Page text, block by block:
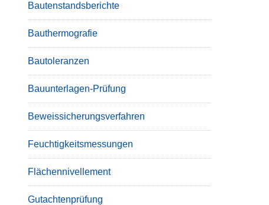
Bautenstandsberichte
Bauthermografie
Bautoleranzen
Bauunterlagen-Prüfung
Beweissicherungsverfahren
Feuchtigkeitsmessungen
Flächennivellement
Gutachtenprüfung